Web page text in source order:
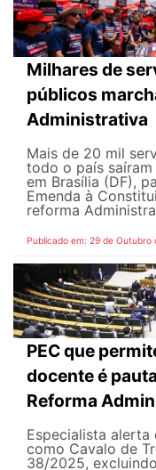
Milhares de
públicos
Administrativa
Mais de 20 mil
todo o país
em Brasília (DF),
Emenda à
reforma
Publicado em: 29 de Outubro
PEC que
docente é
Reforma
Especialista
como Cavalo de
38/2025,